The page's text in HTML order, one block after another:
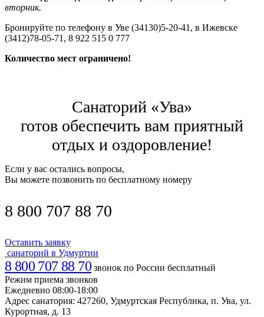
вторник.
Бронируйте по телефону в Уве (34130)5-20-41, в Ижевске
(3412)78-05-71, 8 922 515 0 777
Количество мест ограничено!
Санаторий «Ува»
готов обеспечить вам приятный
отдых и оздоровление!
Если у вас остались вопросы,
Вы можете позвонить по бесплатному номеру
8 800 707 88 70
Оставить заявку
санаторий в Удмуртии
8 800 707 88 70 звонок по России бесплатный
Режим приема звонков
Ежедневно 08:00-18:00
Адрес санатория: 427260, Удмуртская Республика, п. Ува, ул.
Курортная, д. 13